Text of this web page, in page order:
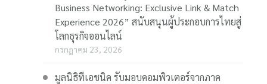
Business Networking: Exclusive Link & Match
Experience 2026” สนับสนุนผู้ประกอบการไทยสู่
โลกธุรกิจออนไลน์
กรกฎาคม 23, 2026
มูลนิธิทีเอชนิค รับมอบคอมพิวเตอร์จากภาค